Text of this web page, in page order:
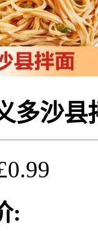
多沙县
: